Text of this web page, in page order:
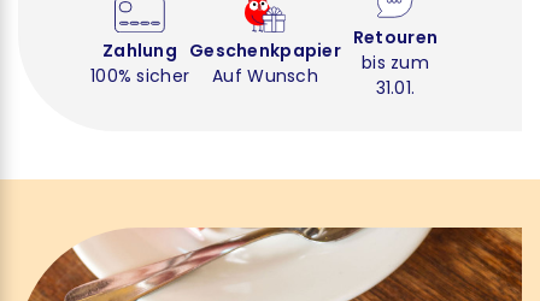
Zahlung
100% sicher
Geschenkpapier
Auf Wunsch
Retouren
bis zum
31.01.